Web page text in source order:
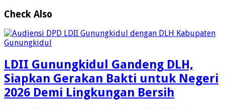
Check Also
LDII Gunungkidul Gandeng DLH,
Siapkan Gerakan Bakti untuk Negeri
2026 Demi Lingkungan Bersih